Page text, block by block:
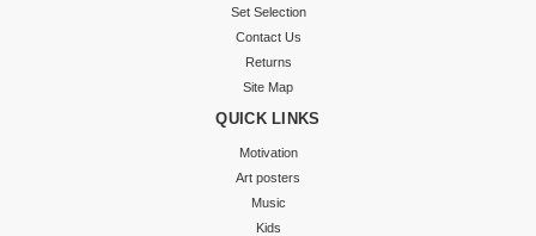
Set Selection
Contact Us
Returns
Site Map
QUICK LINKS
Motivation
Art posters
Music
Kids